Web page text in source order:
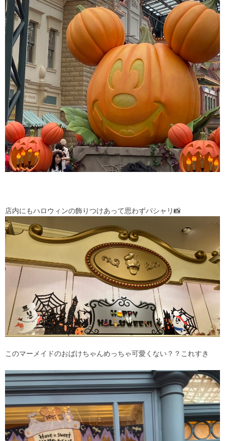
店内にもハロウィンの飾りつけあって思わずパシャリ📸
このマーメイドのおばけちゃんめっちゃ可愛くない？？これすき